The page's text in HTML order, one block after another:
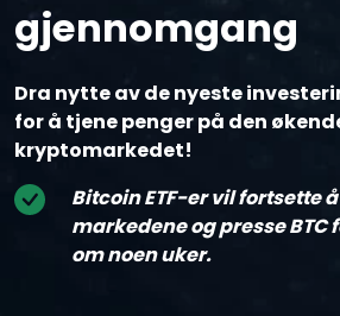
gjennomgang
Dra nytte av de nyeste
for å tjene penger på den
kryptomarkedet!
Bitcoin ETF-er vil fortsette
markedene og presse BTC
om noen uker.